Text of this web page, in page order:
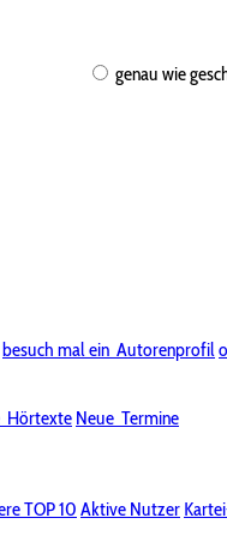
genau wie
besuch mal ein Autorenprofil
Hörtexte Neue Termine
TOP 10 Aktive Nutzer